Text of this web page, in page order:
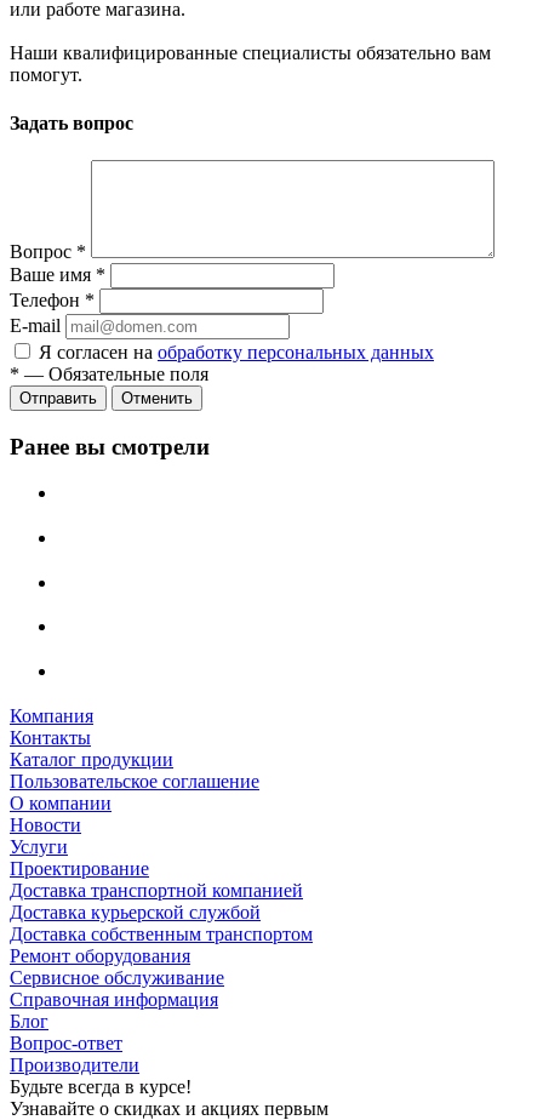
или работе магазина.
Наши квалифицированные специалисты обязательно вам
помогут.
Задать вопрос
Вопрос *
Ваше имя *
Телефон *
E-mail
Я согласен на обработку персональных данных
* — Обязательные поля
Отменить
Ранее вы смотрели
Компания
Контакты
Каталог продукции
Пользовательское соглашение
О компании
Новости
Услуги
Проектирование
Доставка транспортной компанией
Доставка курьерской службой
Доставка собственным транспортом
Ремонт оборудования
Сервисное обслуживание
Справочная информация
Блог
Вопрос-ответ
Производители
Будьте всегда в курсе!
Узнавайте о скидках и акциях первым